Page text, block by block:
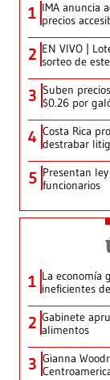
1 IMA anuncia
precios
2 EN VIVO |
sorteo de
3 Suben
$0.26 por
4 Costa Rica
destrabar
5 Presentan
funcionarios
1 La economía
ineficientes
2 Gabinete
alimentos
3 Gianna